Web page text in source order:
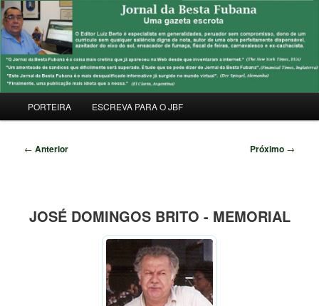
Pular
para
o
conteúdo
principalJORNAL DA BESTA FUBANA
Uma Gazeta Escrota
principal
PORTEIRA ESCREVA PARA O JBF
Navegação
← Anterior Próximo →
JOSÉ DOMINGOS BRITO - MEMORIAL